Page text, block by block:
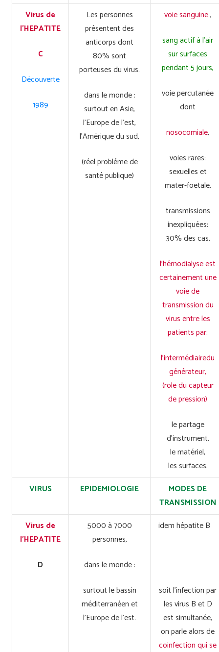
Virus de
l’HEPATITE
C
Découverte
1989
Les personnes
présentent des
anticorps dont
80% sont
porteuses du virus.
dans le monde :
surtout en Asie,
l’Europe de l’est,
l’Amérique du sud,
(réel probléme de
santé publique)
voie sanguine,
sang actif à l’air
sur surfaces
pendant 5 jours,
voie percutanée
dont
nosocomiale,
voies rares:
sexuelles et
mater-foetale,
transmissions
inexpliquées:
30% des cas,
l’hémodialyse est
certainement une
voie de
transmission du
virus entre les
patients par:
l’intermédiairedu
générateur,
(role du capteur
de pression)
le partage
d’instrument,
le matériel,
les surfaces.
VIRUS
EPIDEMIOLOGIE
MODES DE
TRANSMISSION
Virus de
l’HEPATITE
D
5000 à 7000
personnes,
dans le monde :
surtout le bassin
méditerranéen et
l’Europe de l’est.
idem hépatite B
soit l’infection par
les virus B et D
est simultanée,
on parle alors de
coinfection qui se